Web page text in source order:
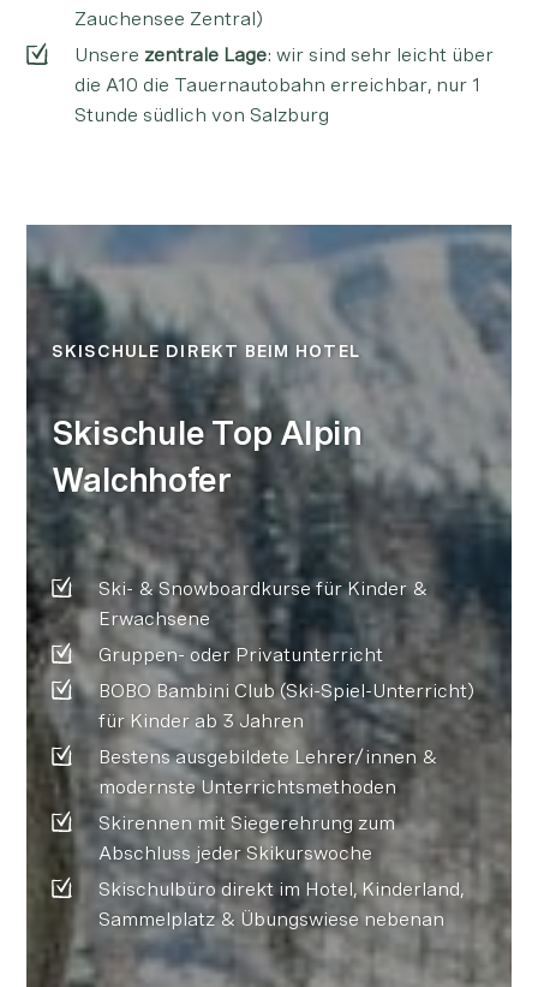
Zauchensee Zentral)
Unsere zentrale Lage: wir sind sehr leicht über
die A10 die Tauernautobahn erreichbar, nur 1
Stunde südlich von Salzburg
SKISCHULE DIREKT BEIM HOTEL
Skischule Top Alpin
Walchhofer
Ski- & Snowboardkurse für Kinder &
Erwachsene
Gruppen- oder Privatunterricht
BOBO Bambini Club (Ski-Spiel-Unterricht)
für Kinder ab 3 Jahren
Bestens ausgebildete Lehrer/innen &
modernste Unterrichtsmethoden
Skirennen mit Siegerehrung zum
Abschluss jeder Skikurswoche
Skischulbüro direkt im Hotel, Kinderland,
Sammelplatz & Übungswiese nebenan